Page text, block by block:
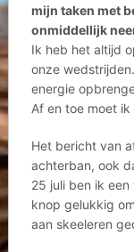
mijn taken met
onmiddellijk
Ik heb het altijd
onze
energie
Af en toe moet
Het bericht van
achterban, ook
25 juli ben ik
knop gelukkig
aan skeeleren